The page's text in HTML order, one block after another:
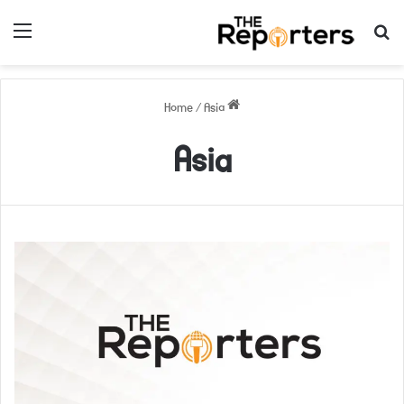
Search for
/Asia
Asia